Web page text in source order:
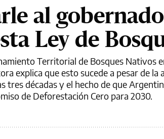
al
Ley de
Territorial de Bosques Nativos
explica que esto sucede a pesar de la
tres décadas y el hecho de que
de Deforestación Cero para 2030.